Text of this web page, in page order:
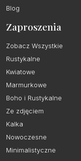
Blog
Zaproszenia
Zobacz Wszystkie
Rustykalne
Kwiatowe
Marmurkowe
Boho i Rustykalne
Ze zdjęciem
Kalka
Nowoczesne
Minimalistyczne